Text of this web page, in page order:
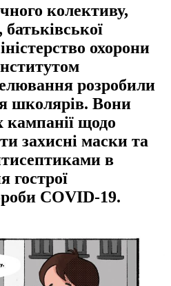
колективу,
батьківської
охорони
розробили
школярів. Вони
кампанії щодо
захисні маски та
в
гострої
COVID-19.